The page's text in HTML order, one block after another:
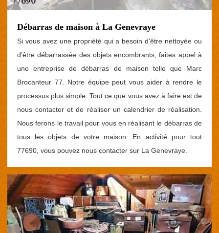
Débarras de maison à La Genevraye
Si vous avez une propriété qui a besoin d'être nettoyée ou
d’être débarrassée des objets encombrants, faites appel à
une entreprise de débarras de maison telle que Marc
Brocanteur 77. Notre équipe peut vous aider à rendre le
processus plus simple. Tout ce que vous avez à faire est de
nous contacter et de réaliser un calendrier de réalisation.
Nous ferons le travail pour vous en réalisant le débarras de
tous les objets de votre maison. En activité pour tout
77690, vous pouvez nous contacter sur La Genevraye.